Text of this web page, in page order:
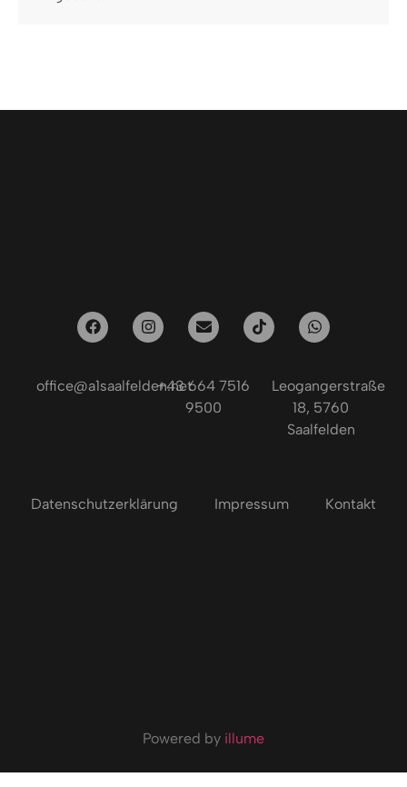
office@a1saalfelden.net+43 664 7516
9500
Leogangerstraße
18, 5760
Saalfelden
Datenschutzerklärung Impressum Kontakt
Powered by illume